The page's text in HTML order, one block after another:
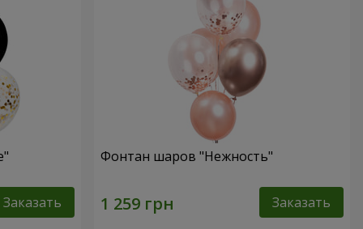
Заказать
Фонтан шаров "Нежность"
Заказать